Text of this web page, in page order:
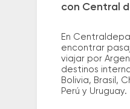
con Central
En
encontrar
viajar por
destinos
Bolivia, Brasil,
Perú y Uruguay.